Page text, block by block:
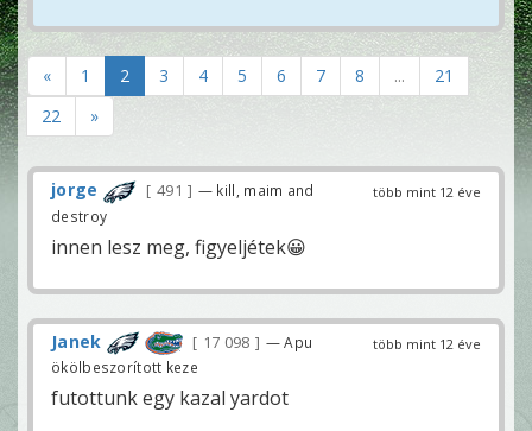
« 1 2 3 4 5 6 7 8 ...
21
22
»
több mint 12 éve
jorge 491
— kill, maim and
destroy
innen lesz meg, figyeljétek😀
több mint 12 éve
Janek 17 098
— Apu
ökölbeszorított keze
futottunk egy kazal yardot